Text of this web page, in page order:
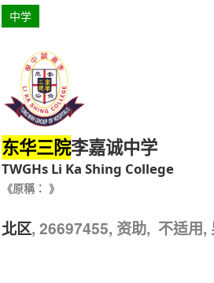
中学
东华三院李嘉诚中学
TWGHs Li Ka Shing College
《原稱： 》
北区, 26697455, 资助, 不适用,